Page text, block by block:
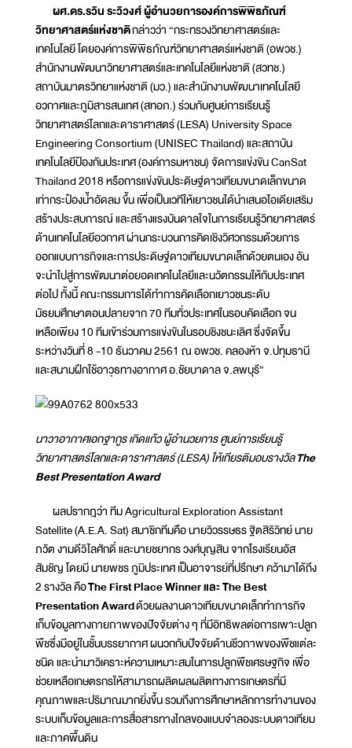
ผศ.ดร.รวิน ระวิวงศ์ ผู้อำนวยการองค์การพิพิธภัณฑ์
วิทยาศาสตร์แห่งชาติกล่าวว่า “กระทรวงวิทยาศาสตร์และ
เทคโนโลยี โดยองค์การพิพิธภัณฑ์วิทยาศาสตร์แห่งชาติ (อพวช.)
สำนักงานพัฒนาวิทยาศาสตร์และเทคโนโลยีแห่งชาติ (สวทช.)
สถาบันมาตรวิทยาแห่งชาติ (มว.) และสำนักงานพัฒนาเทคโนโลยี
อวกาศและภูมิสารสนเทศ (สทอภ.) ร่วมกับศูนย์การเรียนรู้
วิทยาศาสตร์โลกและดาราศาสตร์ (LESA) University Space
Engineering Consortium (UNISEC Thailand) และสถาบัน
เทคโนโลยีป้องกันประเทศ (องค์การมหาชน) จัดการแข่งขัน CanSat
Thailand 2018 หรือการแข่งขันประดิษฐ์ดาวเทียมขนาดเล็กขนาด
เท่ากระป๋องน้ำอัดลม ขึ้น เพื่อเป็นเวทีให้เยาวชนได้นำเสนอไอเดียเสริม
สร้างประสบการณ์ และสร้างแรงบันดาลใจในการเรียนรู้วิทยาศาสตร์
ด้านเทคโนโลยีอวกาศ ผ่านกระบวนการคิดเชิงวิศวกรรมด้วยการ
ออกแบบภารกิจและการประดิษฐ์ดาวเทียมขนาดเล็กด้วยตนเอง อัน
จะนำไปสู่การพัฒนาต่อยอดเทคโนโลยีและนวัตกรรมให้กับประเทศ
ต่อไป ทั้งนี้ คณะกรรมการได้ทำการคัดเลือกเยาวชนระดับ
มัธยมศึกษาตอนปลายจาก 70 ทีมทั่วประเทศในรอบคัดเลือก จน
เหลือเพียง 10 ทีมเข้าร่วมการแข่งขันในรอบชิงชนะเลิศ ซึ่งจัดขึ้น
ระหว่างวันที่ 8 -10 ธันวาคม 2561 ณ อพวช. คลองห้า จ.ปทุมธานี
และสนามฝึกใช้อาวุธทางอากาศ อ.ชัยบาดาล จ.ลพบุรี”
นาวาอากาศเอกฐากูร เกิดแก้ว ผู้อำนวยการ ศูนย์การเรียนรู้
วิทยาศาสตร์โลกและดาราศาสตร์ (LESA) ให้เกียรติมอบรางวัลThe
Best Presentation Award
ผลปรากฎว่า ทีม Agricultural Exploration Assistant
Satellite (A.E.A. Sat) สมาชิกทีมคือ นายวิวรรษธร ฐิตสิริวิทย์ นาย
ภวัต งามดีวิไลศักดิ์ และนายชยากร วงศ์บุญสิน จากโรงเรียนอัส
สัมชัญ โดยมี นายพชร ภูมิประเทศ เป็นอาจารย์ที่ปรึกษา คว้ามาได้ถึง
2 รางวัล คือThe First Place Winner และ The Best
Presentation Awardด้วยผลงานดาวเทียมขนาดเล็กทำภารกิจ
เก็บข้อมูลทางกายภาพของปัจจัยต่าง ๆ ที่มีอิทธิพลต่อการเพาะปลูก
พืชซึ่งมีอยู่ในชั้นบรรยากาศ ผนวกกับปัจจัยด้านชีวภาพของพืชแต่ละ
ชนิด และนำมาวิเคราะห์ความเหมาะสมในการปลูกพืชเศรษฐกิจ เพื่อ
ช่วยเหลือเกษตรกรให้สามารถผลิตผลผลิตทางการเกษตรที่มี
คุณภาพและปริมาณมากยิ่งขึ้น รวมถึงการศึกษาหลักการทำงานของ
ระบบเก็บข้อมูลและการสื่อสารทางไกลของแบบจำลองระบบดาวเทียม
และภาคพื้นดิน